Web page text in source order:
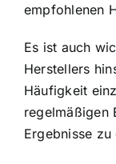
empfohlenen
Es ist auch
Herstellers
Häufigkeit
regelmäßigen
Ergebnisse zu